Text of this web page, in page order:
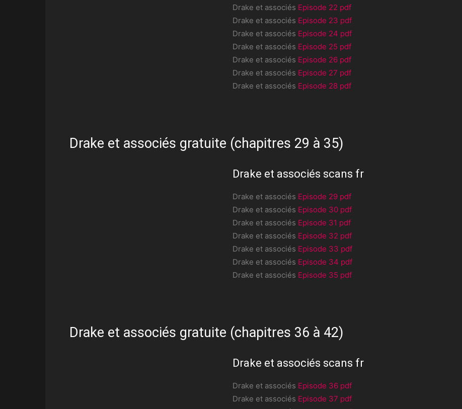
Drake et associés Episode 22 pdf
Drake et associés Episode 23 pdf
Drake et associés Episode 24 pdf
Drake et associés Episode 25 pdf
Drake et associés Episode 26 pdf
Drake et associés Episode 27 pdf
Drake et associés Episode 28 pdf
Drake et associés gratuite (chapitres 29 à 35)
Drake et associés scans fr
Drake et associés Episode 29 pdf
Drake et associés Episode 30 pdf
Drake et associés Episode 31 pdf
Drake et associés Episode 32 pdf
Drake et associés Episode 33 pdf
Drake et associés Episode 34 pdf
Drake et associés Episode 35 pdf
Drake et associés gratuite (chapitres 36 à 42)
Drake et associés scans fr
Drake et associés Episode 36 pdf
Drake et associés Episode 37 pdf